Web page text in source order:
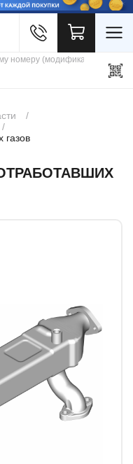
газов
ОТРАБОТАВШИХ